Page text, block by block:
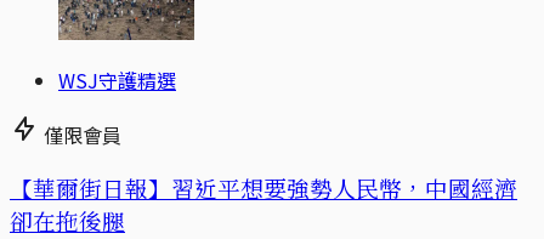
WSJ守護精選
僅限會員
【華爾街日報】習近平想要強勢人民幣，中國經濟
卻在拖後腿